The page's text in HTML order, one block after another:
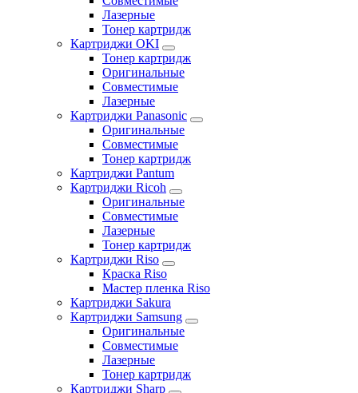
Лазерные
Тонер картридж
Картриджи OKI
Тонер картридж
Оригинальные
Совместимые
Лазерные
Картриджи Panasonic
Оригинальные
Совместимые
Тонер картридж
Картриджи Pantum
Картриджи Ricoh
Оригинальные
Совместимые
Лазерные
Тонер картридж
Картриджи Riso
Краска Riso
Мастер пленка Riso
Картриджи Sakura
Картриджи Samsung
Оригинальные
Совместимые
Лазерные
Тонер картридж
Картриджи Sharp